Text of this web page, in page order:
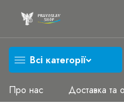
Всі категорії
Про нас Доставка та